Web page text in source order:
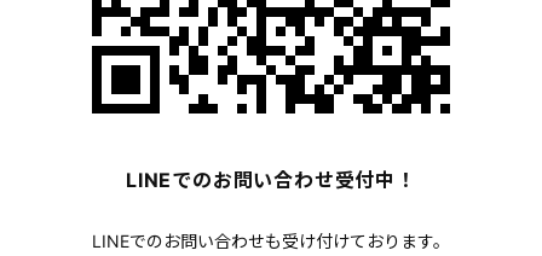
LINEでのお問い合わせ受付中！
LINEでのお問い合わせも受け付けております。